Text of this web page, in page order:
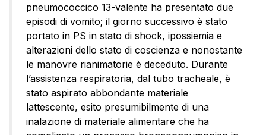
pneumococcico 13-valente ha presentato due
episodi di vomito; il giorno successivo è stato
portato in PS in stato di shock, ipossiemia e
alterazioni dello stato di coscienza e nonostante
le manovre rianimatorie è deceduto. Durante
l’assistenza respiratoria, dal tubo tracheale, è
stato aspirato abbondante materiale
lattescente, esito presumibilmente di una
inalazione di materiale alimentare che ha